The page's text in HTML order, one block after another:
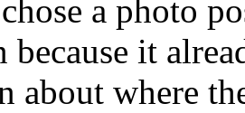
a photo
because it
about where